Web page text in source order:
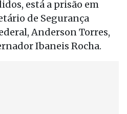
está a prisão em
de Segurança
Anderson Torres,
Ibaneis Rocha.